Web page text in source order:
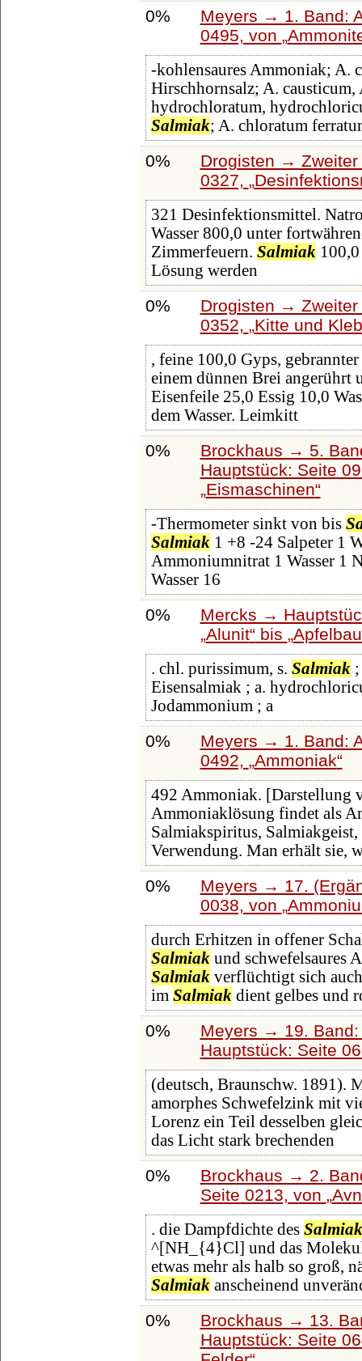
0%
Meyers → 1. Band:
0495, von
-kohlensaures Ammoniak; A.
Hirschhornsalz; A.
hydrochloratum,
Salmiak; A. chloratum
0%
Drogisten →
0327,
321 Desinfektionsmittel.
Wasser 800,0 unter
Zimmerfeuern. Salmiak100,0
Lösung werden
0%
Drogisten →
0352,
Kitte und
, feine 100,0 Gyps,
einem dünnen Brei angerührt
Eisenfeile 25,0 Essig 10,0
dem Wasser. Leimkitt
0%
Brockhaus → 5.
Hauptstück: Seite
Eismaschinen
-Thermometer sinkt von bis
Salmiak1 +8 -24 Salpeter 1
Ammoniumnitrat 1 Wasser 1
Wasser 16
0%
Mercks →
Alunit bis
. chl. purissimum, s. Salmiak;
Eisensalmiak ; a.
Jodammonium ; a
0%
Meyers → 1. Band:
0492,
Ammoniak
492 Ammoniak. [Darstellung
Ammoniaklösung findet als
Salmiakspiritus,
Verwendung. Man erhält sie,
0%
Meyers → 17.
0038, von
durch Erhitzen in offener
Salmiakund schwefelsaures
Salmiakverflüchtigt sich
im Salmiakdient gelbes und
0%
Meyers → 19.
Hauptstück: Seite
(deutsch, Braunschw. 1891).
amorphes Schwefelzink mit
Lorenz ein Teil desselben
das Licht stark brechenden
0%
Brockhaus → 2.
Seite 0213, von
. die Dampfdichte des
^[NH_{4}Cl] und das
etwas mehr als halb so groß,
Salmiakanscheinend
0%
Brockhaus → 13.
Hauptstück: Seite